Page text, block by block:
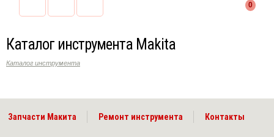
0
Каталог инструмента Makita
Каталог инструмента
Запчасти Макита Ремонт инструмента Контакты